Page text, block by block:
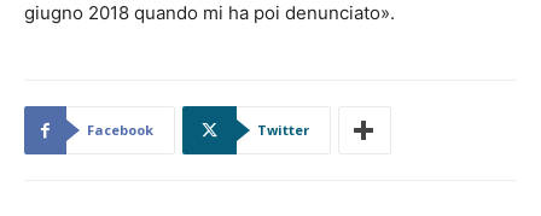
giugno 2018 quando mi ha poi denunciato».
Facebook Twitter